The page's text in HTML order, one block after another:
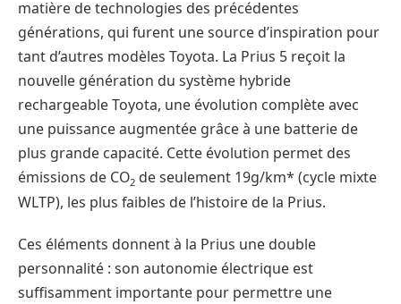
matière de technologies des précédentes
générations, qui furent une source d’inspiration pour
tant d’autres modèles Toyota. La Prius 5 reçoit la
nouvelle génération du système hybride
rechargeable Toyota, une évolution complète avec
une puissance augmentée grâce à une batterie de
plus grande capacité. Cette évolution permet des
émissions de CO2 de seulement 19g/km* (cycle mixte
WLTP), les plus faibles de l’histoire de la Prius.
Ces éléments donnent à la Prius une double
personnalité : son autonomie électrique est
suffisamment importante pour permettre une